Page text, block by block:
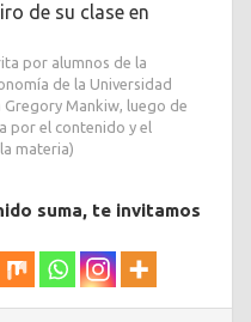
de su clase en
por alumnos de la
de la Universidad
Mankiw, luego de
por el contenido y el
materia)
suma, te invitamos